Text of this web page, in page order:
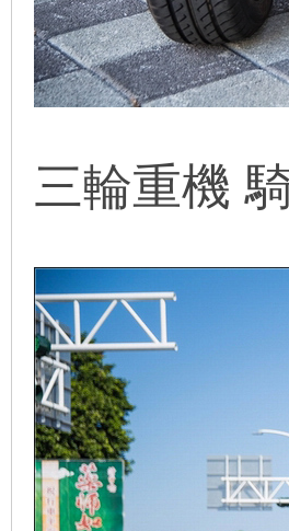
三輪重機